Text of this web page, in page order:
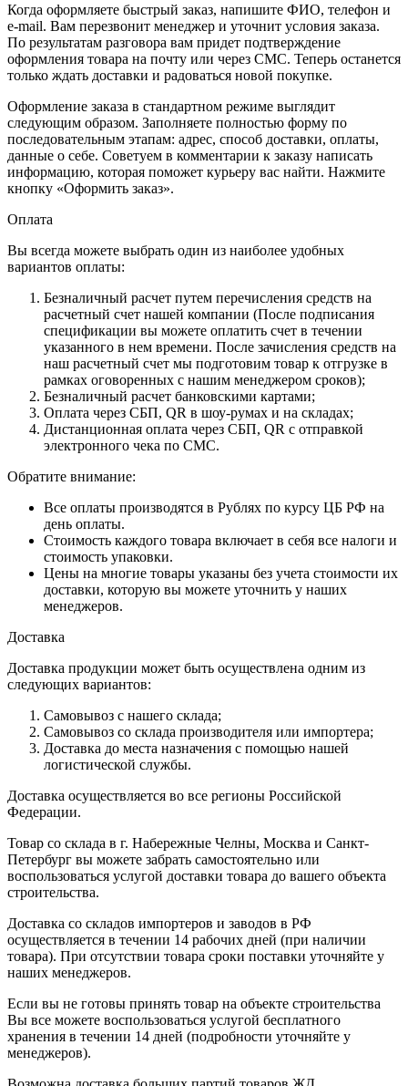
Когда оформляете быстрый заказ, напишите ФИО, телефон и
e-mail. Вам перезвонит менеджер и уточнит условия заказа.
По результатам разговора вам придет подтверждение
оформления товара на почту или через СМС. Теперь останется
только ждать доставки и радоваться новой покупке.
Оформление заказа в стандартном режиме выглядит
следующим образом. Заполняете полностью форму по
последовательным этапам: адрес, способ доставки, оплаты,
данные о себе. Советуем в комментарии к заказу написать
информацию, которая поможет курьеру вас найти. Нажмите
кнопку «Оформить заказ».
Оплата
Вы всегда можете выбрать один из наиболее удобных
вариантов оплаты:
Безналичный расчет путем перечисления средств на
расчетный счет нашей компании (После подписания
спецификации вы можете оплатить счет в течении
указанного в нем времени. После зачисления средств на
наш расчетный счет мы подготовим товар к отгрузке в
рамках оговоренных с нашим менеджером сроков);
Безналичный расчет банковскими картами;
Оплата через СБП, QR в шоу-румах и на складах;
Дистанционная оплата через СБП, QR с отправкой
электронного чека по СМС.
Обратите внимание:
Все оплаты производятся в Рублях по курсу ЦБ РФ на
день оплаты.
Стоимость каждого товара включает в себя все налоги и
стоимость упаковки.
Цены на многие товары указаны без учета стоимости их
доставки, которую вы можете уточнить у наших
менеджеров.
Доставка
Доставка продукции может быть осуществлена одним из
следующих вариантов:
Самовывоз с нашего склада;
Самовывоз со склада производителя или импортера;
Доставка до места назначения с помощью нашей
логистической службы.
Доставка осуществляется во все регионы Российской
Федерации.
Товар со склада в г. Набережные Челны, Москва и Санкт-
Петербург вы можете забрать самостоятельно или
воспользоваться услугой доставки товара до вашего объекта
строительства.
Доставка со складов импортеров и заводов в РФ
осуществляется в течении 14 рабочих дней (при наличии
товара). При отсутствии товара сроки поставки уточняйте у
наших менеджеров.
Если вы не готовы принять товар на объекте строительства
Вы все можете воспользоваться услугой бесплатного
хранения в течении 14 дней (подробности уточняйте у
менеджеров).